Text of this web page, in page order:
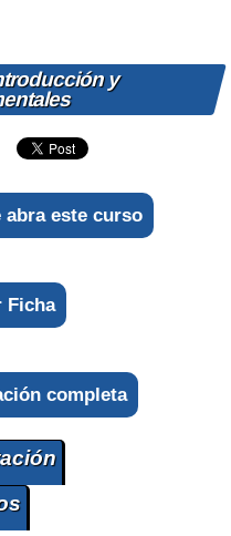
y
abra este curso
Ficha
completa